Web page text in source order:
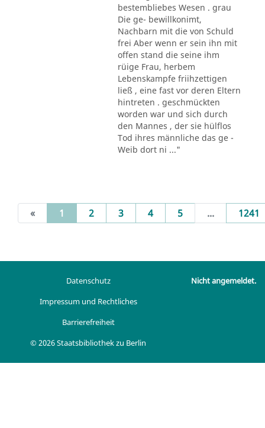
bestembliebes Wesen . grau
Die ge- bewillkonimt,
Nachbarn mit die von Schuld
frei Aber wenn er sein ihn mit
offen stand die seine ihm
rüige Frau, herbem
Lebenskampfe friihzettigen
ließ , eine fast vor deren Eltern
hintreten . geschmückten
worden war und sich durch
den Mannes , der sie hülflos
Tod ihres männliche das ge -
Weib dort ni ..."
« 1 (current)
2 3 4 5 ... 1241
Datenschutz
Impressum und Rechtliches
Barrierefreiheit
© 2026 Staatsbibliothek zu Berlin
Nicht angemeldet.